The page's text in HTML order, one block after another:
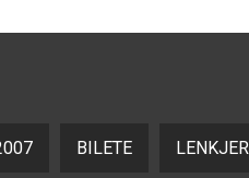
BILETE LENKJER